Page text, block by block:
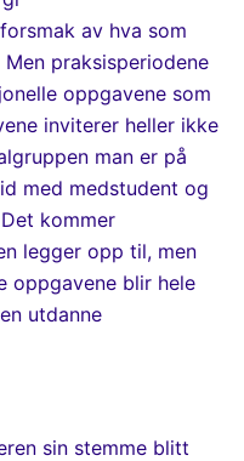
av hva som
praksisperiodene
oppgavene som
inviterer heller ikke
man er på
med medstudent og
kommer
legger opp til, men
oppgavene blir hele
utdanne
sin stemme blitt